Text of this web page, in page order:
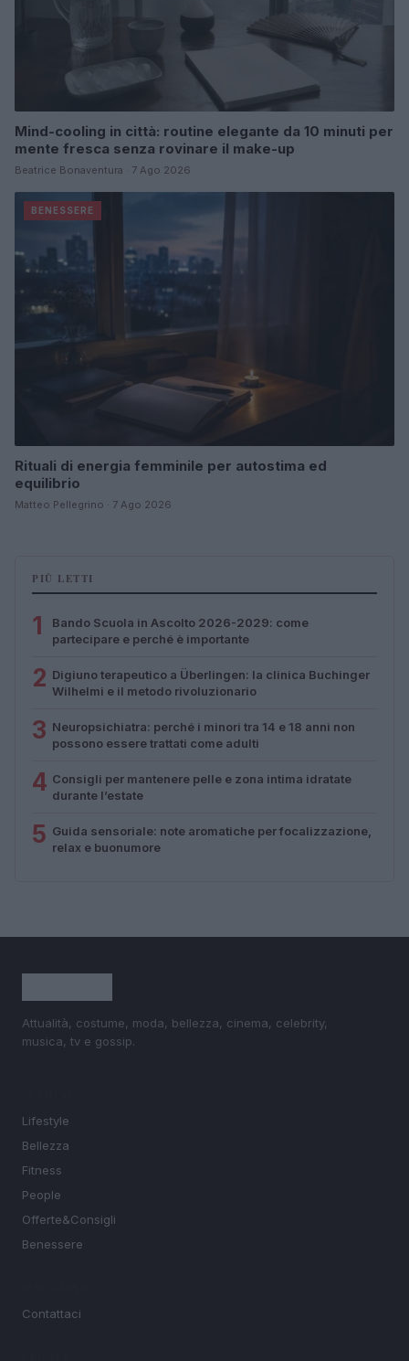
Mind-cooling in città: routine elegante da 10 minuti per
mente fresca senza rovinare il make-up
Beatrice Bonaventura · 7 Ago 2026
BENESSERE
Rituali di energia femminile per autostima ed
equilibrio
Matteo Pellegrino · 7 Ago 2026
PIÙ LETTI
1
Bando Scuola in Ascolto 2026-2029: come
partecipare e perché è importante
2 Digiuno terapeutico a Überlingen: la clinica Buchinger
Wilhelmi e il metodo rivoluzionario
3 Neuropsichiatra: perché i minori tra 14 e 18 anni non
possono essere trattati come adulti
4 Consigli per mantenere pelle e zona intima idratate
durante l’estate
5 Guida sensoriale: note aromatiche per focalizzazione,
relax e buonumore
Attualità, costume, moda, bellezza, cinema, celebrity,
musica, tv e gossip.
Lifestyle
Bellezza
Fitness
People
Offerte&Consigli
Benessere
Contattaci